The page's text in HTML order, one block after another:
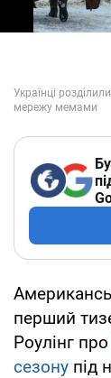
перший
Роулінг про
сезону під